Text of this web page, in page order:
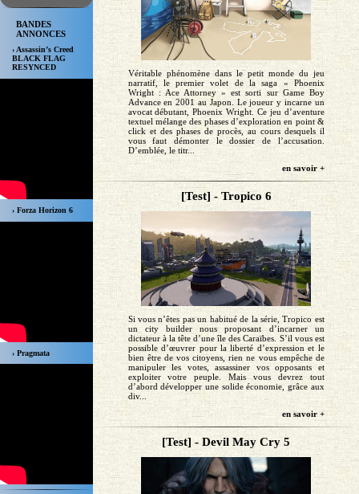
BANDES
ANNONCES
› Assassin’s Creed
BLACK FLAG
RESYNCED
› Forza Horizon 6
› Pragmata
Véritable phénomène dans le petit monde du jeu
narratif, le premier volet de la saga « Phoenix
Wright : Ace Attorney » est sorti sur Game Boy
Advance en 2001 au Japon. Le joueur y incarne un
avocat débutant, Phoenix Wright. Ce jeu d’aventure
textuel mélange des phases d’exploration en point &
click et des phases de procès, au cours desquels il
vous faut démonter le dossier de l’accusation.
D’emblée, le titr...
en savoir +
[Test] - Tropico 6
Si vous n’êtes pas un habitué de la série, Tropico est
un city builder nous proposant d’incarner un
dictateur à la tête d’une île des Caraïbes. S’il vous est
possible d’œuvrer pour la liberté d’expression et le
bien être de vos citoyens, rien ne vous empêche de
manipuler les votes, assassiner vos opposants et
exploiter votre peuple. Mais vous devrez tout
d’abord développer une solide économie, grâce aux
div...
en savoir +
[Test] - Devil May Cry 5